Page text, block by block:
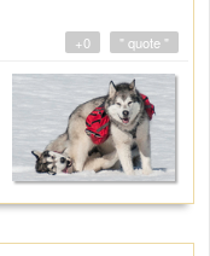
" quote "
+0